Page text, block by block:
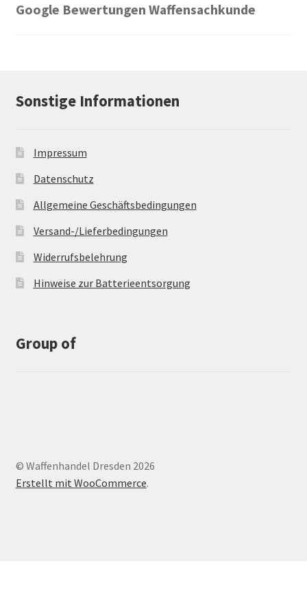
Google Bewertungen Waffensachkunde
Sonstige Informationen
Impressum
Datenschutz
Allgemeine Geschäftsbedingungen
Versand-/Lieferbedingungen
Widerrufsbelehrung
Hinweise zur Batterieentsorgung
Group of
© Waffenhandel Dresden 2026
Erstellt mit WooCommerce.